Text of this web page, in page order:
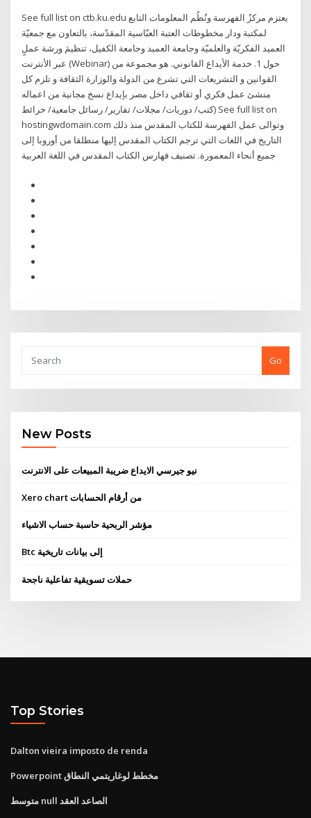
See full list on ctb.ku.edu يعتزم مركزُ الفهرسة ونُظُم المعلومات التابع
لمكتبة ودار مخطوطات العتبة العبّاسية المقدّسة، بالتعاون مع جمعيّة
العميد الفكريّة والعلميّة وجامعة العميد وجامعة الكفيل، تنظيمَ ورشة عملٍ
عبر الأنترنت (Webinar) حول 1. خدمة الأيداع القانوني. هو مجموعة من
القوانين و التشريعات التي تشرع من الدولة والوزارة الثقافة و تلزم كل
منشئ عمل فكري أو ثقافي داخل مصر بإيداع نسخ مجانية من اعماله
(كتب/ دوريات/ مجلات/ تقارير/ رسائل جامعية/ خرائط See full list on
hostingwdomain.com وتوالى عمل الفهرسة للكتاب المقدس منذ ذلك
التاريخ في اللغات التي ترجم الكتاب المقدس إليها منطلقا من أوروبا إلى
جميع أنحاء المعمورة. تصنيف فهارس الكتاب المقدس في اللغة العربية
Go
New Posts
نيو جيرسي الايداع ضريبة المبيعات على الانترنت
Xero chart من أرقام الحسابات
مؤشر الربحية حاسبة حساب الاشياء
Btc إلى بيانات تاريخية
حملات تسويقية تفاعلية ناجحة
Top Stories
Dalton vieira imposto de renda
Powerpoint مخطط لوغاريتمي النطاق
متوسط ​​null الصاعد العقد